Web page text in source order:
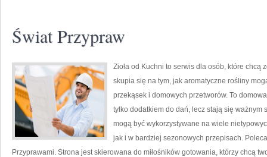
Świat Przypraw
Zioła od Kuchni to serwis dla osób, które chcą
skupia się na tym, jak aromatyczne rośliny
przekąsek i domowych przetworów. To
tylko dodatkiem do dań, lecz stają się ważnym
mogą być wykorzystywane na wiele
jak i w bardziej sezonowych przepisach.
Przyprawami. Strona jest skierowana do miłośników gotowania, którzy chcą